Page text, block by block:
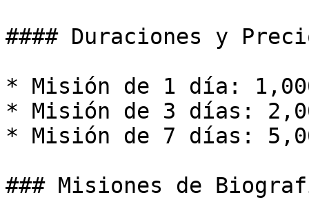
#### Duraciones y
* Misión de 1 día: 1,000
* Misión de 3 días:
* Misión de 7 días:
### Misiones de